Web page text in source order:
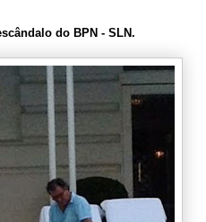
do BPN - SLN.